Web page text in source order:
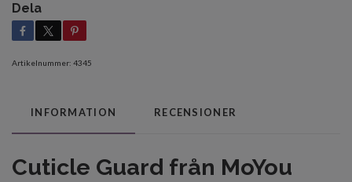
Dela
Artikelnummer: 4345
INFORMATION RECENSIONER
Cuticle Guard från MoYou